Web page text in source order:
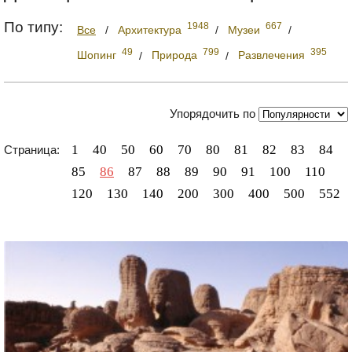
По типу: Все / Архитектура 1948 / Музеи 667 /
Шопинг 49 / Природа 799 / Развлечения 395
Упорядочить по
Страница: 1 40 50 60 70 80 81 82 83
84
85
86 87 88 89 90 91 100
110
120
130 140 200 300 400 500 552